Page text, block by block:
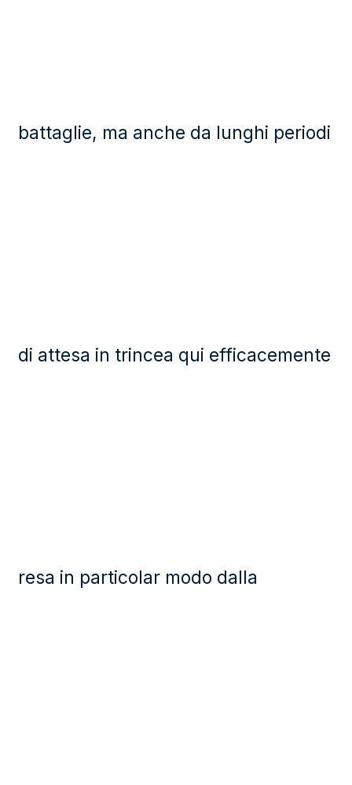
battaglie, ma anche da lunghi periodi
di attesa in trincea qui efficacemente
resa in particolar modo dalla